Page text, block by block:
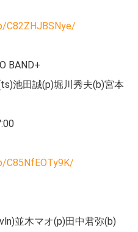
C82ZHJBSNye/
BAND+
池田誠(p)堀川秀夫(b)宮本
C85NfEOTy9K/
並木マオ(p)田中君弥(b)